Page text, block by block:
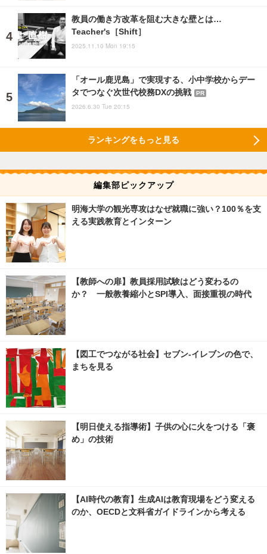
教員の働き方改革を阻む大きな壁とは…
Teacher's［Shift］
2025.11.10 Mon 19:15
「オール鹿児島」で実現する、小中学校からデー
タでつなぐ次世代校務DXの挑戦
PR
2026.6.30 Tue 20:15
ランキングをもっと見る
編集部ピックアップ
明海大学の観光専攻はなぜ就職に強い？100％を支
える実践教育とインターン
【教師への扉】教員採用試験はどう変わるの
か？ 一般教養縮小とSPI導入、面接重視の時代
【図工でつながる社会】セブン‐イレブンの色で、
まちを見る
【明日使える指導術】子供の心に火をつける「褒
め」の技術
【AI時代の教育】生成AIは教育現場をどう変える
のか、OECDと文科省ガイドラインから考える